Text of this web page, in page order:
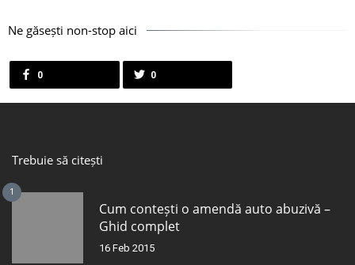
Ne găsești non-stop aici
0 0
Trebuie să citești
1
Cum contești o amendă auto abuzivă –
Ghid complet
16 Feb 2015